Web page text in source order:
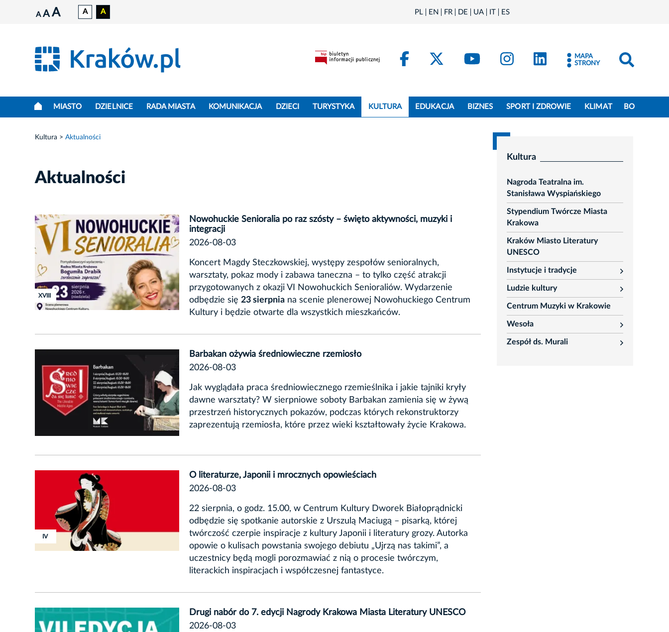
A A A A A PL EN FR DE UA IT ES
FacebookKraków - X
Kraków - YouTube
Kraków - Instagram
Kraków - LinkedIn
MAPA
STRONY
MIASTO DZIELNICE RADA MIASTA KOMUNIKACJA DZIECI TURYSTYKA KULTURA EDUKACJA BIZNES SPORT I ZDROWIE KLIMAT BO
Kultura Aktualności
Aktualności
XVIII
Nowohuckie Senioralia po raz szósty – święto aktywności, muzyki i
integracji
2026-08-03
Koncert Magdy Steczkowskiej, występy zespołów senioralnych,
warsztaty, pokaz mody i zabawa taneczna – to tylko część atrakcji
przygotowanych z okazji VI Nowohuckich Senioraliów. Wydarzenie
odbędzie się23 sierpnia na scenie plenerowej Nowohuckiego Centrum
Kultury i będzie otwarte dla wszystkich mieszkańców.
Barbakan ożywia średniowieczne rzemiosło
2026-08-03
Jak wyglądała praca średniowiecznego rzemieślnika i jakie tajniki kryły
dawne warsztaty? W sierpniowe soboty Barbakan zamienia się w żywą
przestrzeń historycznych pokazów, podczas których rekonstruktorzy
zaprezentują rzemiosła, które przez wieki kształtowały życie Krakowa.
IV
O literaturze, Japonii i mrocznych opowieściach
2026-08-03
22 sierpnia, o godz. 15.00, w Centrum Kultury Dworek Białoprądnicki
odbędzie się spotkanie autorskie z Urszulą Maciugą – pisarką, której
twórczość czerpie inspiracje z kultury Japonii i literatury grozy. Autorka
opowie o kulisach powstania swojego debiutu „Ujrzą nas takimi”, a
uczestnicy będą mogli porozmawiać z nią o procesie twórczym,
literackich inspiracjach i współczesnej fantastyce.
Drugi nabór do 7. edycji Nagrody Krakowa Miasta Literatury UNESCO
2026-08-03
Kultura
Nagroda Teatralna im.
Stanisława Wyspiańskiego
Stypendium Twórcze Miasta
Krakowa
Kraków Miasto Literatury
UNESCO
Instytucje i tradycje
rozwiń
Ludzie kultury
rozwiń
Centrum Muzyki w Krakowie
Wesoła
rozwiń
Zespół ds. Murali
rozwiń